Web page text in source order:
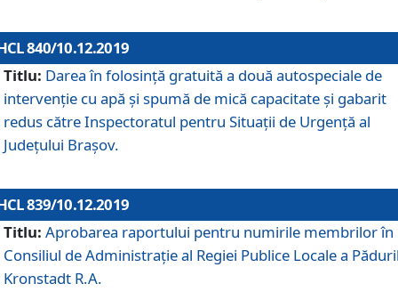
840/10.12.2019
Titlu: Darea în folosință gratuită a două autospeciale de
intervenție cu apă și spumă de mică capacitate și gabarit
redus către Inspectoratul pentru Situaţii de Urgenţă al
Judeţului Brașov.
839/10.12.2019
Titlu: Aprobarea raportului pentru numirile membrilor în
Consiliul de Administraţie al Regiei Publice Locale a
Kronstadt R.A.